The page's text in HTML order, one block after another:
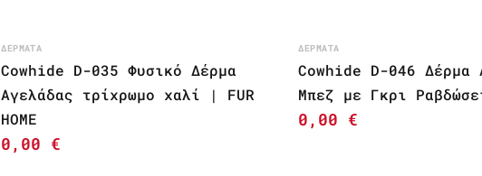
ΔΈΡΜΑΤΑ
Cowhide D-035 Φυσικό Δέρμα
Αγελάδας τρίχρωμο χαλί | FUR
HOME
0,00 €
ΔΈΡΜΑΤΑ
Cowhide D-046 Δέρμα
Μπεζ με Γκρι
0,00 €